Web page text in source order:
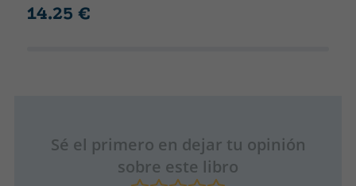
14.25 €
Sé el primero en dejar tu opinión
sobre este libro